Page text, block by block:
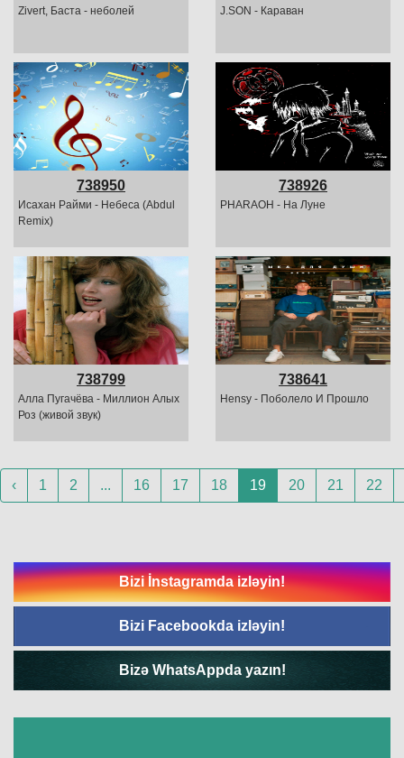
Zivert, Баста - неболей J.SON - Караван
738950
Исахан Райми - Небеса (Abdul
Remix)
738926
PHARAOH - На Луне
738799
Алла Пугачёва - Миллион Алых
Роз (живой звук)
738641
Hensy - Поболело И Прошло
‹ 1 2 ... 16 17 18 19 20 21 22
Bizi İnstagramda izləyin!
Bizi Facebookda izləyin!
Bizə WhatsAppda yazın!